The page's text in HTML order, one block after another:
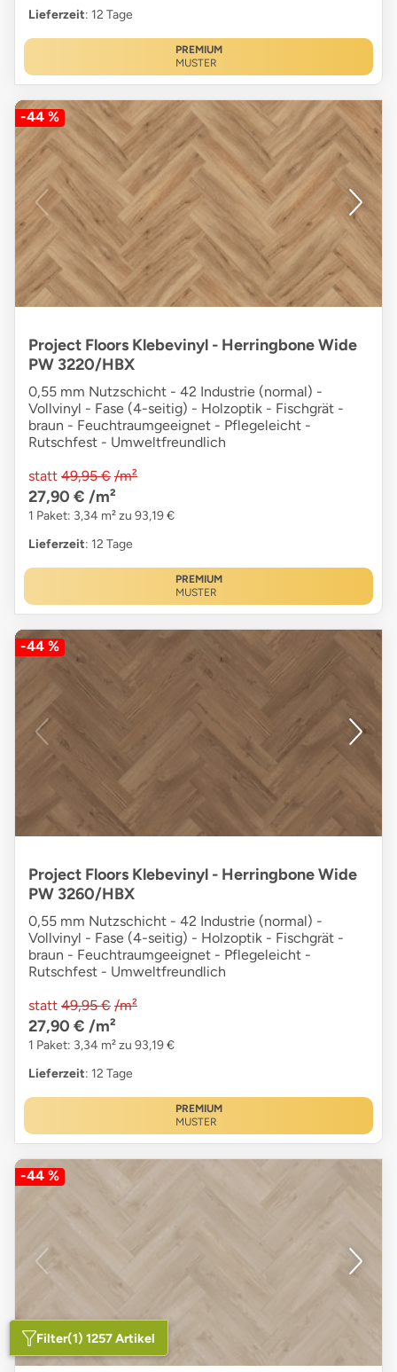
Lieferzeit: 12 Tage
PREMIUM
MUSTER
-44 %
Project Floors Klebevinyl - Herringbone Wide
PW 3220/HBX
0,55 mm Nutzschicht - 42 Industrie (normal) -
Vollvinyl - Fase (4-seitig) - Holzoptik - Fischgrät -
braun - Feuchtraumgeeignet - Pflegeleicht -
Rutschfest - Umweltfreundlich
statt 49,95 € /m²
27,90 € /m²
1 Paket: 3,34 m² zu 93,19 €
Lieferzeit: 12 Tage
PREMIUM
MUSTER
-44 %
Project Floors Klebevinyl - Herringbone Wide
PW 3260/HBX
0,55 mm Nutzschicht - 42 Industrie (normal) -
Vollvinyl - Fase (4-seitig) - Holzoptik - Fischgrät -
braun - Feuchtraumgeeignet - Pflegeleicht -
Rutschfest - Umweltfreundlich
statt 49,95 € /m²
27,90 € /m²
1 Paket: 3,34 m² zu 93,19 €
Lieferzeit: 12 Tage
PREMIUM
MUSTER
-44 %
Filter(1) 1257 Artikel